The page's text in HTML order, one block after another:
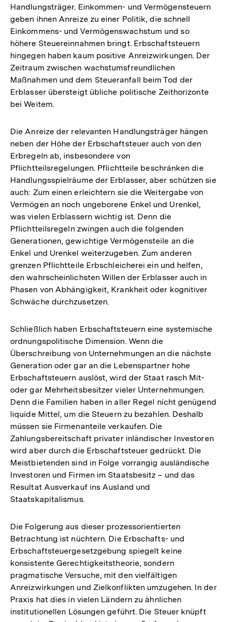
Handlungsträger. Einkommen- und Vermögensteuern
geben ihnen Anreize zu einer Politik, die schnell
Einkommens- und Vermögenswachstum und so
höhere Steuereinnahmen bringt. Erbschaftsteuern
hingegen haben kaum positive Anreizwirkungen. Der
Zeitraum zwischen wachstumsfreundlichen
Maßnahmen und dem Steueranfall beim Tod der
Erblasser übersteigt übliche politische Zeithorizonte
bei Weitem.
Die Anreize der relevanten Handlungsträger hängen
neben der Höhe der Erbschaftsteuer auch von den
Erbregeln ab, insbesondere von
Pflichtteilsregelungen. Pflichtteile beschränken die
Handlungsspielräume der Erblasser, aber schützen sie
auch: Zum einen erleichtern sie die Weitergabe von
Vermögen an noch ungeborene Enkel und Urenkel,
was vielen Erblassern wichtig ist. Denn die
Pflichtteilsregeln zwingen auch die folgenden
Generationen, gewichtige Vermögensteile an die
Enkel und Urenkel weiterzugeben. Zum anderen
grenzen Pflichtteile Erbschleicherei ein und helfen,
den wahrscheinlichsten Willen der Erblasser auch in
Phasen von Abhängigkeit, Krankheit oder kognitiver
Schwäche durchzusetzen.
Schließlich haben Erbschaftsteuern eine systemische
ordnungspolitische Dimension. Wenn die
Überschreibung von Unternehmungen an die nächste
Generation oder gar an die Lebenspartner hohe
Erbschaftsteuern auslöst, wird der Staat rasch Mit-
oder gar Mehrheitsbesitzer vieler Unternehmungen.
Denn die Familien haben in aller Regel nicht genügend
liquide Mittel, um die Steuern zu bezahlen. Deshalb
müssen sie Firmenanteile verkaufen. Die
Zahlungsbereitschaft privater inländischer Investoren
wird aber durch die Erbschaftsteuer gedrückt. Die
Meistbietenden sind in Folge vorrangig ausländische
Investoren und Firmen im Staatsbesitz – und das
Resultat Ausverkauf ins Ausland und
Staatskapitalismus.
Die Folgerung aus dieser prozessorientierten
Betrachtung ist nüchtern. Die Erbschafts- und
Erbschaftsteuergesetzgebung spiegelt keine
konsistente Gerechtigkeitstheorie, sondern
pragmatische Versuche, mit den vielfältigen
Anreizwirkungen und Zielkonflikten umzugehen. In der
Praxis hat dies in vielen Ländern zu ähnlichen
institutionellen Lösungen geführt. Die Steuer knüpft